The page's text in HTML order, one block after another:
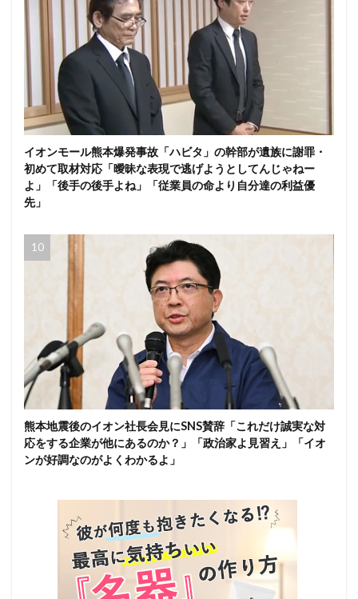
イオンモール熊本爆発事故「ハビタ」の幹部が遺族に謝罪・
初めて取材対応「曖昧な表現で逃げようとしてんじゃねー
よ」「後手の後手よね」「従業員の命より自分達の利益優
先」
熊本地震後のイオン社長会見にSNS賛辞「これだけ誠実な対
応をする企業が他にあるのか？」「政治家よ見習え」「イオ
ンが好調なのがよくわかるよ」